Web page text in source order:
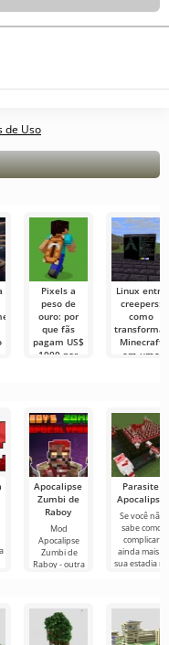
de Uso
Pixels a
peso de
ouro: por
que fãs
pagam US$
1000 por
Linux entre
creepers:
como
transformar
Minecraft
em uma
Apocalipse
Zumbi de
Raboy
Mod
Apocalipse
Zumbi de
Raboy - outra
apocalíptico do
Parasite
Apocalipse
Se você não
sabe como
complicar
ainda mais a
sua estadia no
estude